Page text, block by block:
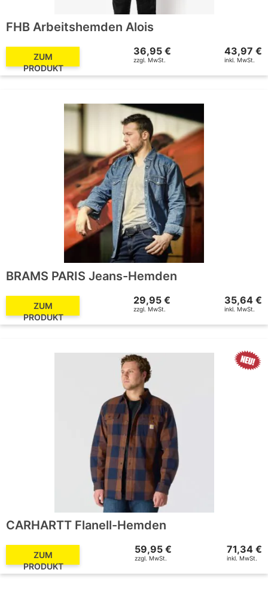
FHB Arbeitshemden Alois
ZUM
PRODUKT
36,95 €
zzgl. MwSt.
43,97 €
inkl. MwSt.
BRAMS PARIS Jeans-Hemden
ZUM
PRODUKT
29,95 €
zzgl. MwSt.
35,64 €
inkl. MwSt.
CARHARTT Flanell-Hemden
ZUM
PRODUKT
59,95 €
zzgl. MwSt.
71,34 €
inkl. MwSt.